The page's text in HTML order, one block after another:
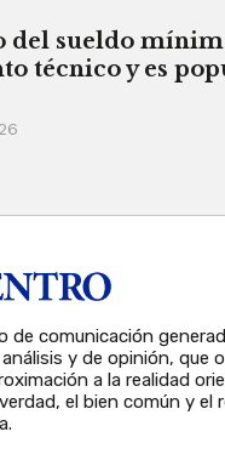
del sueldo
técnico y es
de comunicación
y de opinión, que
a la realidad
el bien común y el